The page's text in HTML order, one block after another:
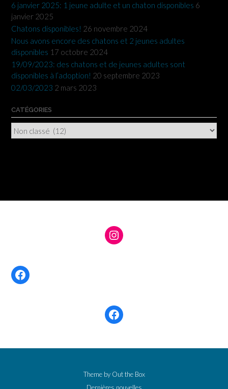
6 janvier 2025: 1 jeune adulte et un chaton disponibles 6
janvier 2025
Chatons disponibles! 26 novembre 2024
Nous avons encore des chatons et 2 jeunes adultes
disponibles 17 octobre 2024
19/09/2023: des chatons et de jeunes adultes sont
disponibles à l’adoption! 20 septembre 2023
02/03/2023 2 mars 2023
CATÉGORIES
Catégories
Instagram
Facebook
Facebook
Theme by Out the Box
Dernières nouvelles